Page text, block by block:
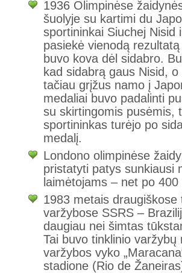
1936 Olimpinėse
šuolyje su kartimi du
sportininkai Siuchej Nisid
pasiekė vienodą
buvo kova dėl sidabro.
kad sidabrą gaus Nisid,
tačiau grįžus namo į
medaliai buvo padalinti
su skirtingomis pusėmis,
sportininkas turėjo po
medalį.
Londono olimpinėse
pristatyti patys sunkiausi
laimėtojams – net po 400
1983 metais draugiškose
varžybose SSRS –
daugiau nei šimtas
Tai buvo tinklinio varžybų
varžybos vyko
stadione (Rio de